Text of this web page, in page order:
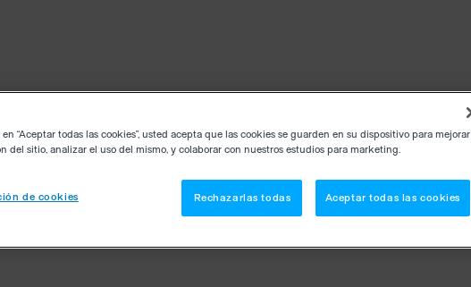
“Aceptar todas las cookies”, usted acepta que las cookies se guarden en su dispositivo para mejorar
del sitio, analizar el uso del mismo, y colaborar con nuestros estudios para marketing.
de cookies Rechazarlas todas Aceptar todas las cookies